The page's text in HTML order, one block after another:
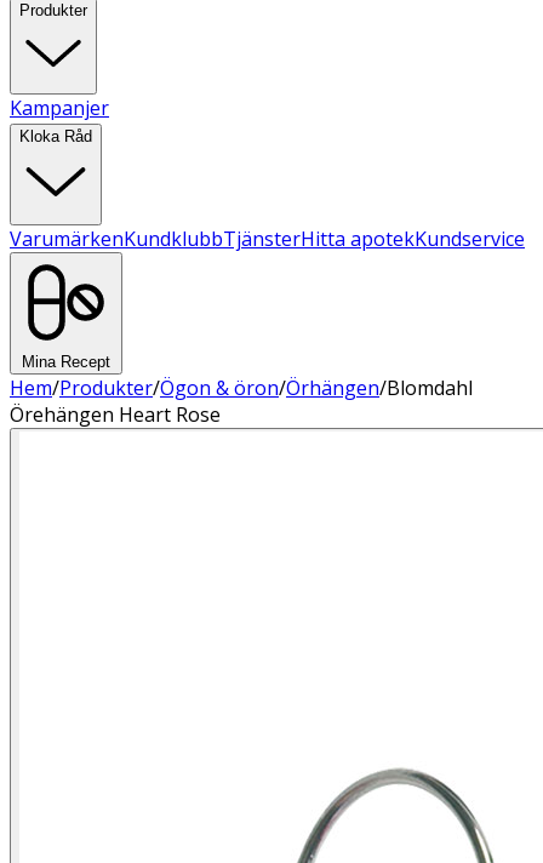
Produkter
Kampanjer
Kloka Råd
VarumärkenKundklubbTjänsterHitta apotekKundservice
Mina Recept
Hem/Produkter/Ögon & öron/Örhängen/Blomdahl
Örehängen Heart Rose